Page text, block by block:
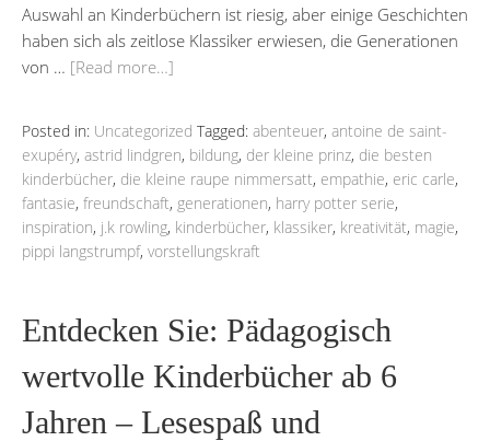
Auswahl an Kinderbüchern ist riesig, aber einige Geschichten
haben sich als zeitlose Klassiker erwiesen, die Generationen
von … [Read more…]
Posted in: Uncategorized Tagged: abenteuer, antoine de saint-
exupéry, astrid lindgren, bildung, der kleine prinz, die besten
kinderbücher, die kleine raupe nimmersatt, empathie, eric carle,
fantasie, freundschaft, generationen, harry potter serie,
inspiration, j.k rowling, kinderbücher, klassiker, kreativität, magie,
pippi langstrumpf, vorstellungskraft
Entdecken Sie: Pädagogisch
wertvolle Kinderbücher ab 6
Jahren – Lesespaß und